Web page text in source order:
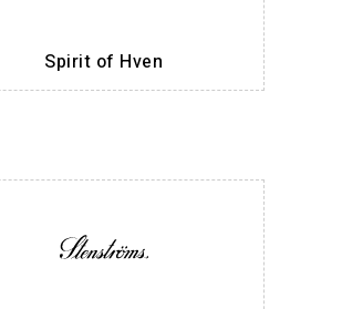
Spirit of Hven